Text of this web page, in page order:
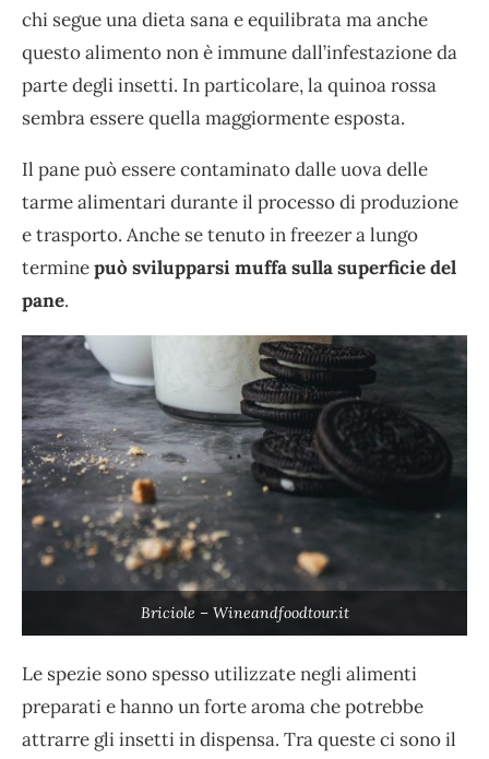
chi segue una dieta sana e equilibrata ma anche
questo alimento non è immune dall’infestazione da
parte degli insetti. In particolare, la quinoa rossa
sembra essere quella maggiormente esposta.
Il pane può essere contaminato dalle uova delle
tarme alimentari durante il processo di produzione
e trasporto. Anche se tenuto in freezer a lungo
terminepuò svilupparsi muffa sulla superficie del
pane.
Briciole – Wineandfoodtour.it
Le spezie sono spesso utilizzate negli alimenti
preparati e hanno un forte aroma che potrebbe
attrarre gli insetti in dispensa. Tra queste ci sono il